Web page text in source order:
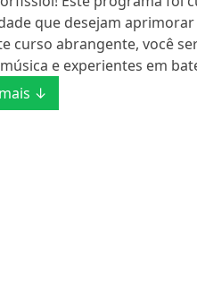
que desejam
curso abrangente, você
e experientes em
↓